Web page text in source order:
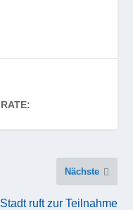
RATE:
Nächste
Stadt ruft zur Teilnahme